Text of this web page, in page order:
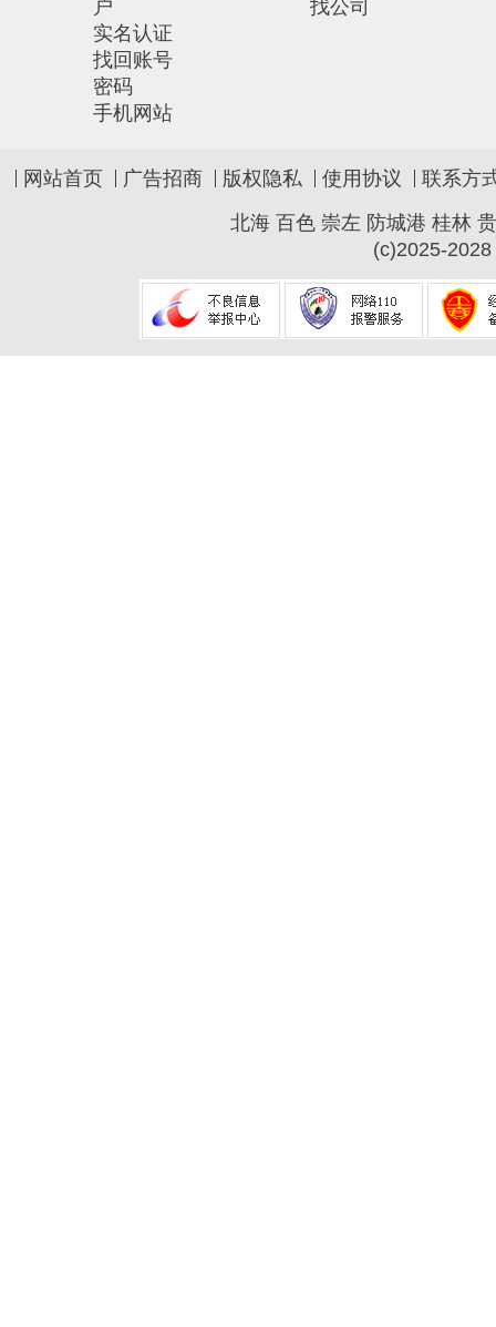
户
实名认证
找回账号
密码
手机网站
找公司
网站首页 广告招商 版权隐私 使用协议
联系方
北海 百色 崇左 防城港 桂林
(c)2025-